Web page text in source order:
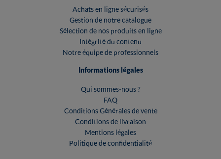
Achats en ligne sécurisés
Gestion de notre catalogue
Sélection de nos produits en ligne
Intégrité du contenu
Notre équipe de professionnels
Informations légales
Qui sommes-nous ?
FAQ
Conditions Générales de vente
Conditions de livraison
Mentions légales
Politique de confidentialité